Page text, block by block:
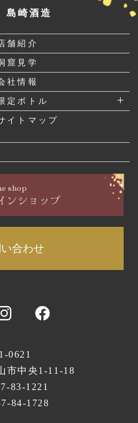
島崎酒造
舗紹介
窟見学
社情報
定ボトル
イトマップ
shop
ンショップ
合わせ
0621
市中央1-11-18
83-1221
84-1728